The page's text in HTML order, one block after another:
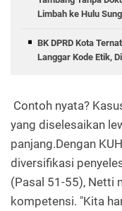
Limbah ke Hulu
BK DPRD Kota
Langgar Kode Etik,
Contoh nyata?
yang diselesaikan
panjang.Dengan
diversifikasi
(Pasal 51-55), Netti
kompetensi. "Kita